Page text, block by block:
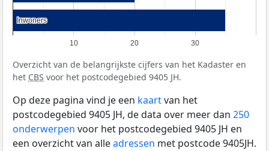
10 20 30
Inwoners
Inwoners
Overzicht van de belangrijkste cijfers van het Kadaster en
het CBS voor het postcodegebied 9405 JH.
Op deze pagina vind je een kaartvan het
postcodegebied 9405 JH, de data over meer dan 250
onderwerpen voor het postcodegebied 9405 JH en
een overzicht van alleadressen met postcode 9405JH.